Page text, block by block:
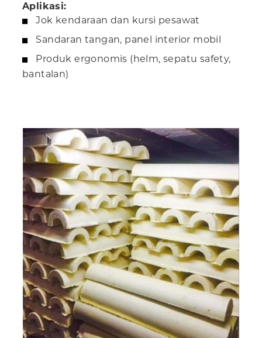
Aplikasi:
Jok kendaraan dan kursi pesawat
Sandaran tangan, panel interior mobil
Produk ergonomis (helm, sepatu safety,
bantalan)